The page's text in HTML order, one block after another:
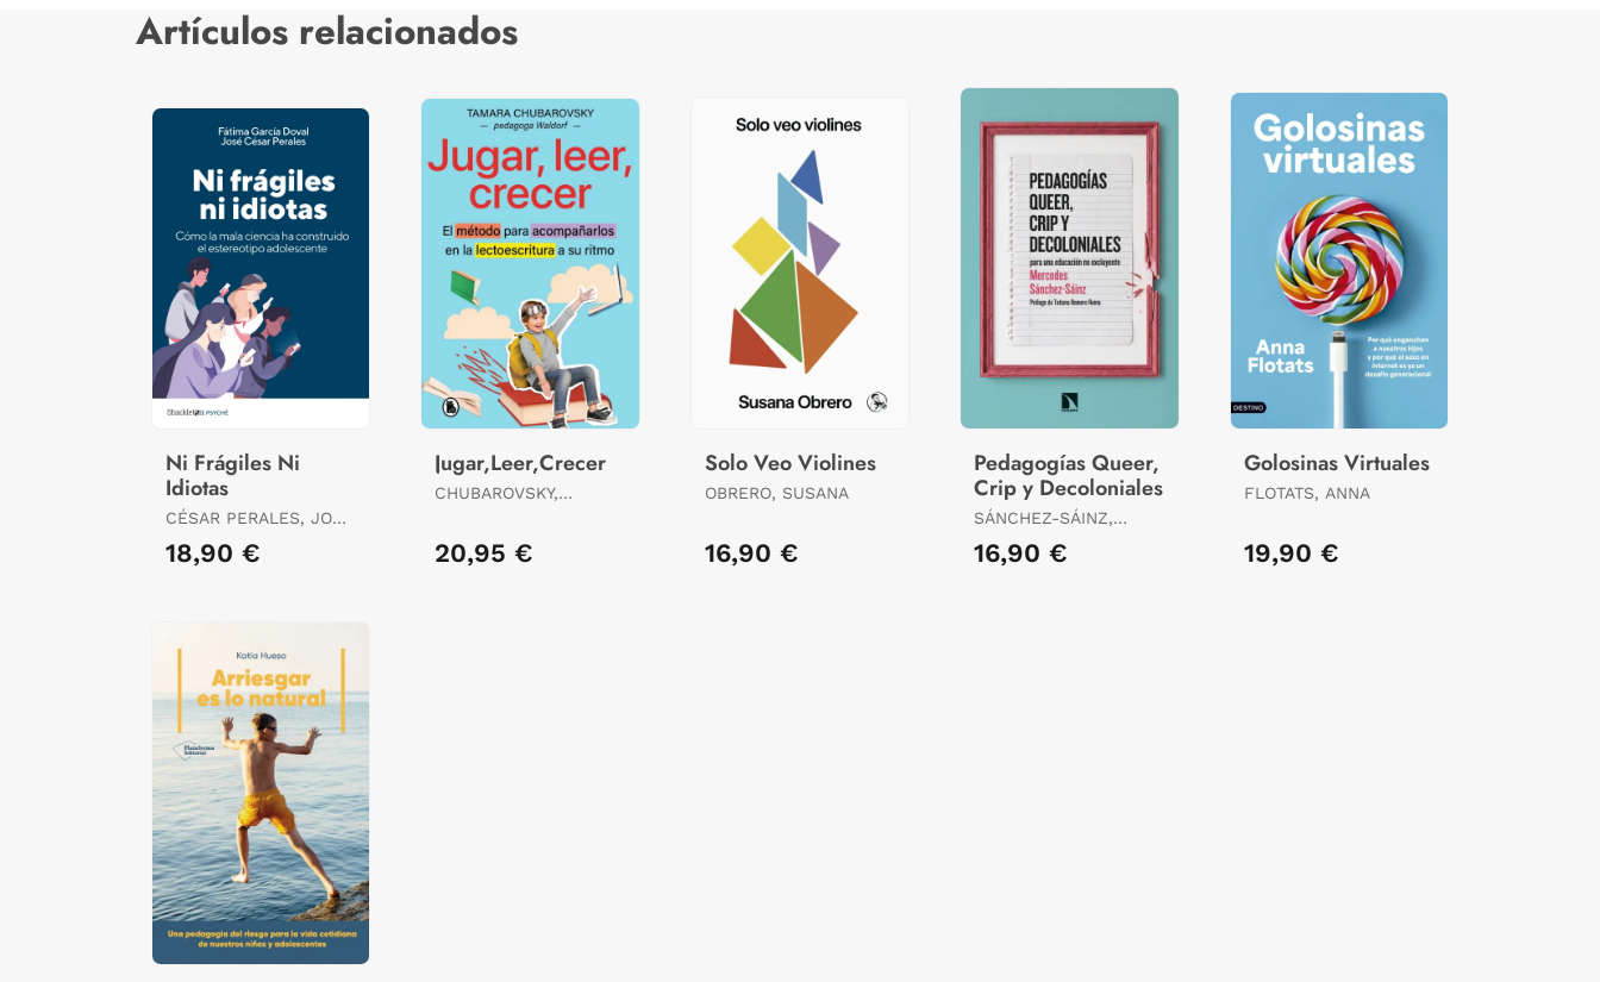
Artículos relacionados
Ni Frágiles Ni
Idiotas
CÉSAR PERALES, JOSÉ
/ GARC¡A DOVAL,
FÁTIMA
18,90 €
Jugar,Leer,Crecer
CHUBAROVSKY,
20,95 €
Solo Veo Violines
OBRERO, SUSANA
16,90 €
Pedagogías Queer,
Crip y Decoloniales
SÁNCHEZ-SÁINZ,
MERCEDES
16,90 €
Golosinas Virtuales
FLOTATS, ANNA
19,90 €